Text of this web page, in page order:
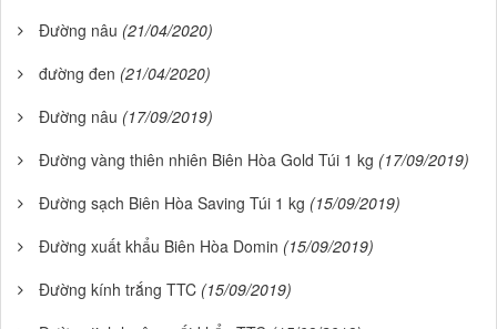
Đường nâu (21/04/2020)
đường đen (21/04/2020)
Đường nâu (17/09/2019)
Đường vàng thiên nhiên Biên Hòa Gold Túi 1 kg (17/09/2019)
Đường sạch Biên Hòa Saving Túi 1 kg (15/09/2019)
Đường xuất khẩu Biên Hòa Domin (15/09/2019)
Đường kính trắng TTC (15/09/2019)